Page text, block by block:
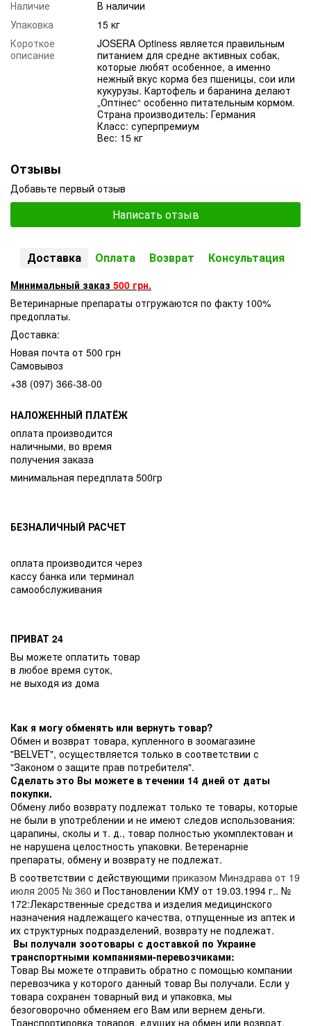
Наличие
В наличии
Упаковка
15 кг
Короткое
описание
JOSERA Optiness является правильным
питанием для средне активных собак,
которые любят особенное, а именно
нежный вкус корма без пшеницы, сои или
кукурузы. Картофель и баранина делают
„Оптінес“ особенно питательным кормом.
Страна производитель: Германия
Класс: суперпремиум
Вес: 15 кг
Отзывы
Добавьте первый отзыв
Написать отзыв
Доставка Оплата Возврат Консультация
Минимальный заказ 500 грн.
Ветеринарные препараты отгружаются по факту 100%
предоплаты.
Доставка:
Новая почта от 500 грн
Самовывоз
+38 (097) 366-38-00
НАЛОЖЕННЫЙ ПЛАТЁЖ
оплата производится
наличными, во время
получения заказа
минимальная передплата 500гр
БЕЗНАЛИЧНЫЙ РАСЧЕТ
оплата производится через
кассу банка или терминал
самообслуживания
ПРИВАТ 24
Вы можете оплатить товар
в любое время суток,
не выходя из дома
Как я могу обменять или вернуть товар?
Обмен и возврат товара, купленного в зоомагазине
"BELVET", осуществляется только в соответствии с
"Законом о защите прав потребителя".
Сделать это Вы можете в течении 14 дней от даты
покупки.
Обмену либо возврату подлежат только те товары, которые
не были в употреблении и не имеют следов использования:
царапины, сколы и т. д., товар полностью укомплектован и
не нарушена целостность упаковки. Ветеренарніе
препараты, обмену и возврату не подлежат.
В соответствии с действующими приказом Минздрава от 19
июля 2005 № 360 и Постановлении КМУ от 19.03.1994 г.. №
172:Лекарственные средства и изделия медицинского
назначения надлежащего качества, отпущенные из аптек и
их структурных подразделений, возврату не подлежат.
Вы получали зоотовары с доставкой по Украине
транспортными компаниями-перевозчиками:
Товар Вы можете отправить обратно с помощью компании
перевозчика у которого данный товар Вы получали. Если у
товара сохранен товарный вид и упаковка, мы
безоговорочно обменяем его Вам или вернем деньги.
Транспортировка товаров, едущих на обмен или возврат,